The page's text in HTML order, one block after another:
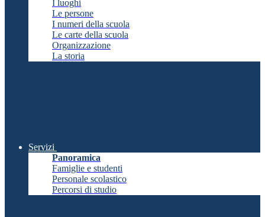
I luoghi
Le persone
I numeri della scuola
Le carte della scuola
Organizzazione
La storia
Servizi
Panoramica
Famiglie e studenti
Personale scolastico
Percorsi di studio